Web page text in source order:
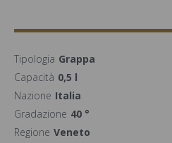
Tipologia Grappa
Capacità 0,5 l
Nazione Italia
Gradazione 40 °
Regione Veneto